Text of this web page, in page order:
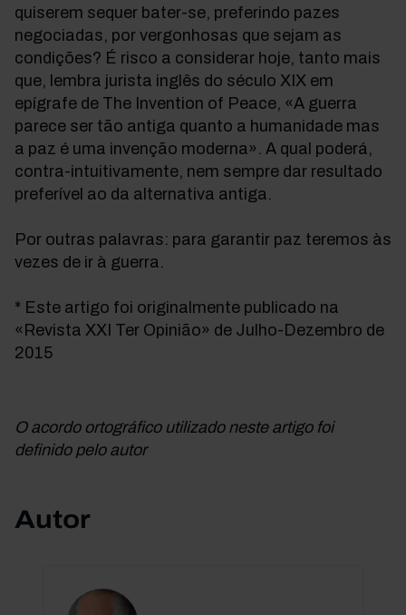
quiserem sequer bater-se, preferindo pazes
negociadas, por vergonhosas que sejam as
condições? É risco a considerar hoje, tanto mais
que, lembra jurista inglês do século XIX em
epígrafe de The Invention of Peace, «A guerra
parece ser tão antiga quanto a humanidade mas
a paz é uma invenção moderna». A qual poderá,
contra-intuitivamente, nem sempre dar resultado
preferível ao da alternativa antiga.
Por outras palavras: para garantir paz teremos às
vezes de ir à guerra.
* Este artigo foi originalmente publicado na
«Revista XXI Ter Opinião» de Julho-Dezembro de
2015
O acordo ortográfico utilizado neste artigo foi
definido pelo autor
Autor